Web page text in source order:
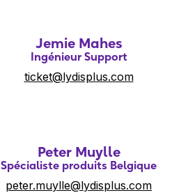
Jemie Mahes
Ingénieur Support
ticket@lydisplus.com
Peter Muylle
Spécialiste produits Belgique
peter.muylle@lydisplus.com